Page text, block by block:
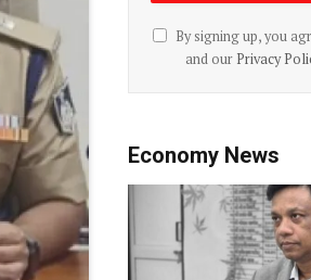
By signing up, you
and our Privacy
Economy News